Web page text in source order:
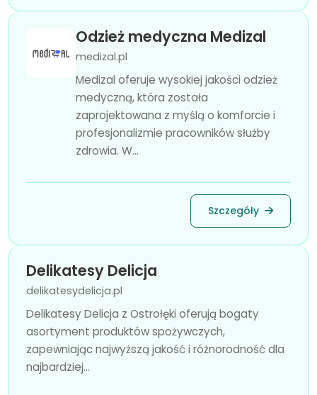
Odzież medyczna Medizal
medizal.pl
Medizal oferuje wysokiej jakości odzież
medyczną, która została
zaprojektowana z myślą o komforcie i
profesjonalizmie pracowników służby
zdrowia. W...
Szczegóły
Delikatesy Delicja
delikatesydelicja.pl
Delikatesy Delicja z Ostrołęki oferują bogaty
asortyment produktów spożywczych,
zapewniając najwyższą jakość i różnorodność dla
najbardziej...